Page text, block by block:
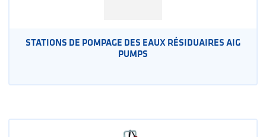
STATIONS DE POMPAGE DES EAUX RÉSIDUAIRES AIG
PUMPS